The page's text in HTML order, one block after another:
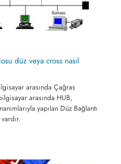
düz veya cross nasıl
arasında Çağras
arasında HUB,
yapılan Düz Bağlantı